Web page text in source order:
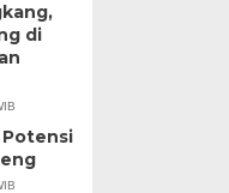
di
di
Potensi